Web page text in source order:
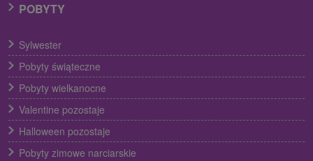
POBYTY
Sylwester
Pobyty świąteczne
Pobyty wielkanocne
Valentine pozostaje
Halloween pozostaje
Pobyty zimowe narciarskie